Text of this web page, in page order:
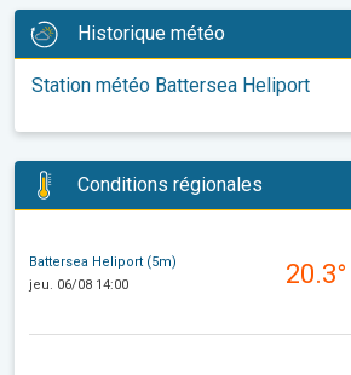
Historique météo
Station météo Battersea Heliport
Conditions régionales
Battersea Heliport (5m)
jeu. 06/08 14:00
20.3°